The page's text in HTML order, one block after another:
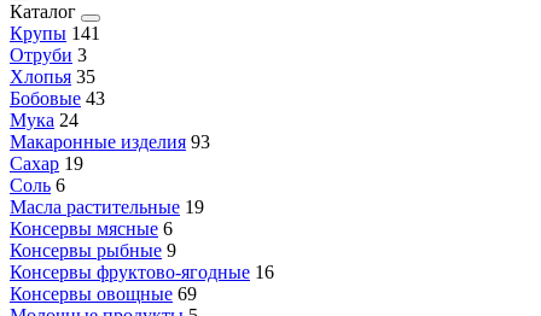
Каталог
Крупы 141
Отруби 3
Хлопья 35
Бобовые 43
Мука 24
Макаронные изделия 93
Сахар 19
Соль 6
Масла растительные 19
Консервы мясные 6
Консервы рыбные 9
Консервы фруктово-ягодные 16
Консервы овощные 69